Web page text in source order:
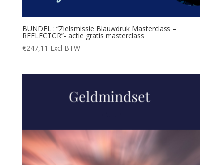
BUNDEL : “Zielsmissie Blauwdruk Masterclass –
REFLECTOR”- actie gratis masterclass
€247,11 Excl BTW